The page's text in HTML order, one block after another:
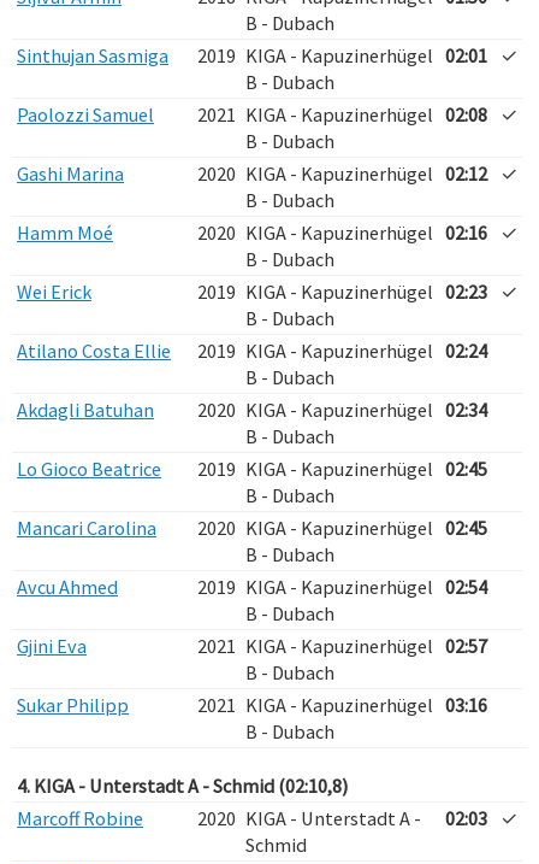
B - Dubach
Sinthujan Sasmiga 2019 KIGA - Kapuzinerhügel
B - Dubach
02:01 ✓
Paolozzi Samuel 2021 KIGA - Kapuzinerhügel
B - Dubach
02:08 ✓
Gashi Marina 2020 KIGA - Kapuzinerhügel
B - Dubach
02:12 ✓
Hamm Moé 2020 KIGA - Kapuzinerhügel
B - Dubach
02:16 ✓
Wei Erick 2019 KIGA - Kapuzinerhügel
B - Dubach
02:23 ✓
Atilano Costa Ellie 2019 KIGA - Kapuzinerhügel
B - Dubach
02:24
Akdagli Batuhan 2020 KIGA - Kapuzinerhügel
B - Dubach
02:34
Lo Gioco Beatrice 2019 KIGA - Kapuzinerhügel
B - Dubach
02:45
Mancari Carolina 2020 KIGA - Kapuzinerhügel
B - Dubach
02:45
Avcu Ahmed 2019 KIGA - Kapuzinerhügel
B - Dubach
02:54
Gjini Eva 2021 KIGA - Kapuzinerhügel
B - Dubach
02:57
Sukar Philipp 2021 KIGA - Kapuzinerhügel
B - Dubach
03:16
4. KIGA - Unterstadt A - Schmid (02:10,8)
Marcoff Robine
2020 KIGA - Unterstadt A -
Schmid
02:03 ✓